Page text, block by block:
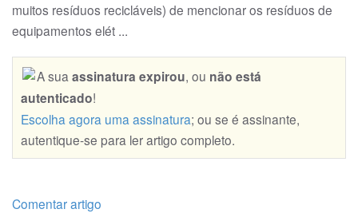
muitos resíduos recicláveis) de mencionar os resíduos de
equipamentos elét ...
A sua assinatura expirou, ou não está
autenticado!
Escolha agora uma assinatura; ou se é assinante,
autentique-se para ler artigo completo.
Comentar artigo